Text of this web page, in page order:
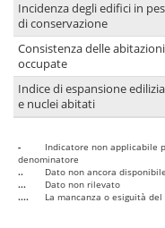
Incidenza degli edifici in
di conservazione
Consistenza delle
occupate
Indice di espansione
e nuclei abitati
-
Indicatore non applicabile
denominatore
..
Dato non ancora disponibile
...
Dato non rilevato
....
La mancanza o esiguità